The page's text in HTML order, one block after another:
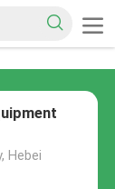
Hebei